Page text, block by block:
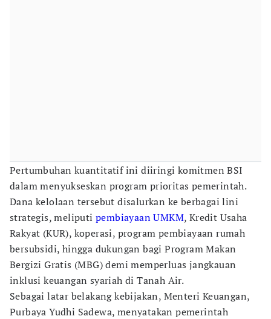
Pertumbuhan kuantitatif ini diiringi komitmen BSI
dalam menyukseskan program prioritas pemerintah.
Dana kelolaan tersebut disalurkan ke berbagai lini
strategis, meliputi pembiayaan UMKM, Kredit Usaha
Rakyat (KUR), koperasi, program pembiayaan rumah
bersubsidi, hingga dukungan bagi Program Makan
Bergizi Gratis (MBG) demi memperluas jangkauan
inklusi keuangan syariah di Tanah Air.
Sebagai latar belakang kebijakan, Menteri Keuangan,
Purbaya Yudhi Sadewa, menyatakan pemerintah